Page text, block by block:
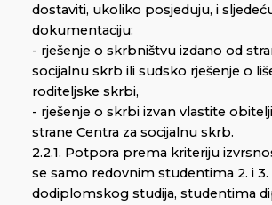
dostaviti, ukoliko posjeduju, i
dokumentaciju:
- rješenje o skrbništvu izdano od
socijalnu skrb ili sudsko rješenje o
roditeljske skrbi,
- rješenje o skrbi izvan vlastite
strane Centra za socijalnu skrb.
2.2.1. Potpora prema kriteriju
se samo redovnim studentima 2. i 3.
dodiplomskog studija, studentima